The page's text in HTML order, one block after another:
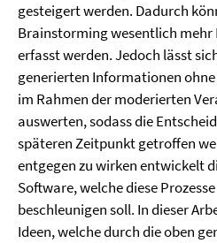
gesteigert werden. Dadurch
Brainstorming wesentlich mehr
erfasst werden. Jedoch lässt
generierten Informationen
im Rahmen der moderierten
auswerten, sodass die
späteren Zeitpunkt getroffen
entgegen zu wirken entwickelt
Software, welche diese
beschleunigen soll. In dieser
Ideen, welche durch die oben